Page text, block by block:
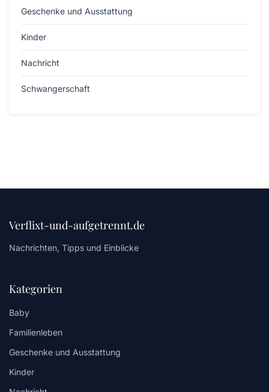
Geschenke und Ausstattung
Kinder
Nachricht
Schwangerschaft
Verflixt-und-aufgetrennt.de
Nachrichten, Tipps und Einblicke
Kategorien
Baby
Familienleben
Geschenke und Ausstattung
Kinder